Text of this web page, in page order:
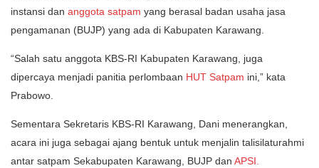
instansi dan anggota satpam yang berasal badan usaha jasa
pengamanan (BUJP) yang ada di Kabupaten Karawang.
“Salah satu anggota KBS-RI Kabupaten Karawang, juga
dipercaya menjadi panitia perlombaan HUT Satpam ini,” kata
Prabowo.
Sementara Sekretaris KBS-RI Karawang, Dani menerangkan,
acara ini juga sebagai ajang bentuk untuk menjalin talisilaturahmi
antar satpam Sekabupaten Karawang, BUJP dan APSI.